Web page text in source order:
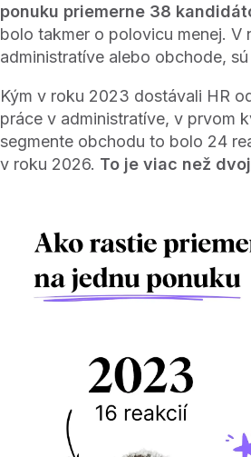
ponuku priemerne 38
bolo takmer o polovicu menej.
administratíve alebo obchode,
Kým v roku 2023 dostávali HR
práce v administratíve, v prvom
segmente obchodu to bolo 24
v roku 2026. To je viac než